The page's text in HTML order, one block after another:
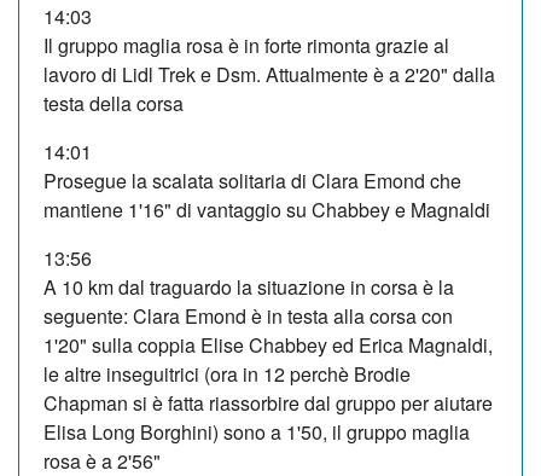
14:03
Il gruppo maglia rosa è in forte rimonta grazie al
lavoro di Lidl Trek e Dsm. Attualmente è a 2'20" dalla
testa della corsa
14:01
Prosegue la scalata solitaria di Clara Emond che
mantiene 1'16" di vantaggio su Chabbey e Magnaldi
13:56
A 10 km dal traguardo la situazione in corsa è la
seguente: Clara Emond è in testa alla corsa con
1'20" sulla coppia Elise Chabbey ed Erica Magnaldi,
le altre inseguitrici (ora in 12 perchè Brodie
Chapman si è fatta riassorbire dal gruppo per aiutare
Elisa Long Borghini) sono a 1'50, il gruppo maglia
rosa è a 2'56"